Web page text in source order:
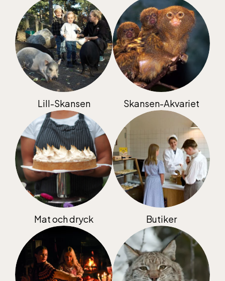
Lill-Skansen Skansen-Akvariet
Mat och dryck Butiker
Öppnar 10 alla dagar, se kalendariet för
exakta öppettider. Entré tillkommer